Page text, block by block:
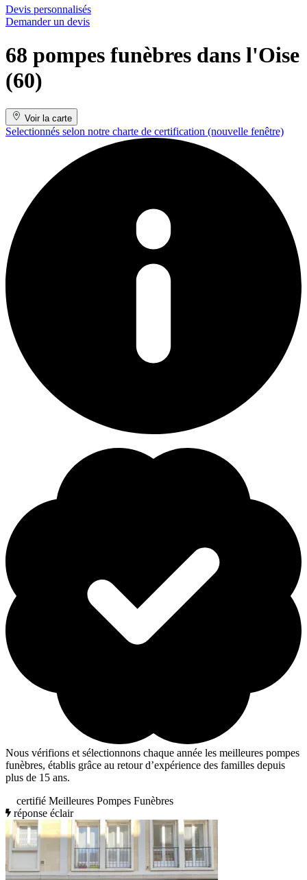
Devis personnalisés
Demander un devis
68 pompes funèbres dans l'Oise
(60)
Voir la carte
Selectionnés selon notre charte de certification (nouvelle fenêtre)
Nous vérifions et sélectionnons chaque année les meilleures pompes
funèbres, établis grâce au retour d’expérience des familles depuis
plus de 15 ans.
certifié Meilleures Pompes Funèbres
réponse éclair